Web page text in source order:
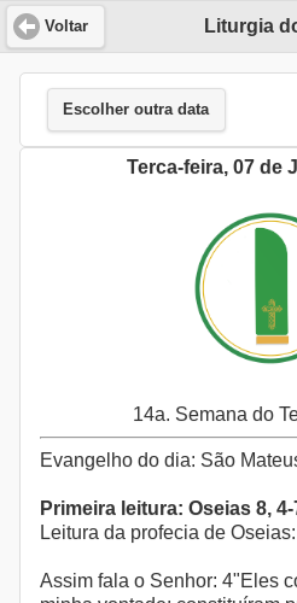
Liturgia
Voltar
Escolher outra data
Terca-feira, 07 de
14a. Semana do
Evangelho do dia: São
Primeira leitura: Oseias 8, 4-
Leitura da profecia de Oseias:
Assim fala o Senhor: 4"Eles